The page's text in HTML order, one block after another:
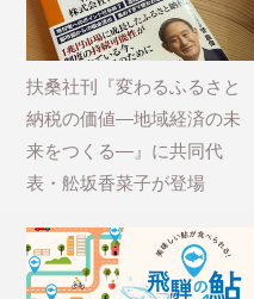
扶桑社刊『変わるふるさと
納税の価値―地域経済の未
来をつくる―』に共同代
表・舩坂香菜子が登場